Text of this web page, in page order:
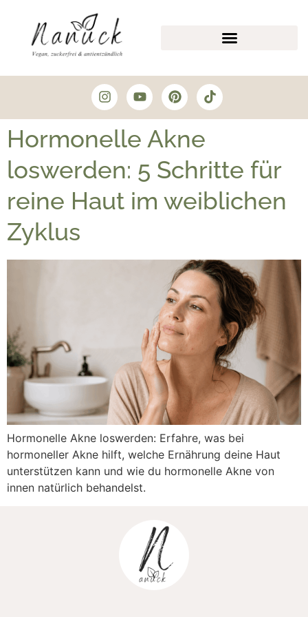
Hormonelle Akne
loswerden: 5 Schritte für
reine Haut im weiblichen
Zyklus
Hormonelle Akne loswerden: Erfahre, was bei
hormoneller Akne hilft, welche Ernährung deine Haut
unterstützen kann und wie du hormonelle Akne von
innen natürlich behandelst.